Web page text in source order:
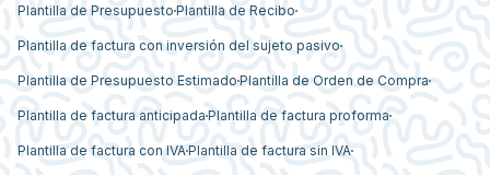
Plantilla de Presupuesto Plantilla de Recibo
Plantilla de factura con inversión del sujeto pasivo
Plantilla de Presupuesto Estimado Plantilla de Orden de Compra
Plantilla de factura anticipada Plantilla de factura proforma
Plantilla de factura con IVA Plantilla de factura sin IVA